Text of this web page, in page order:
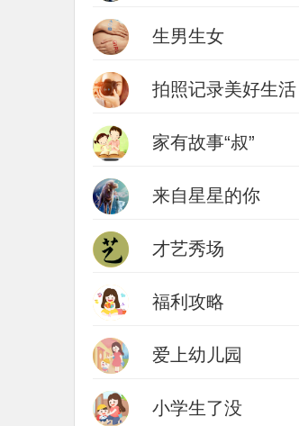
生男生女
拍照记录美好生活
家有故事“叔”
来自星星的你
才艺秀场
福利攻略
爱上幼儿园
小学生了没